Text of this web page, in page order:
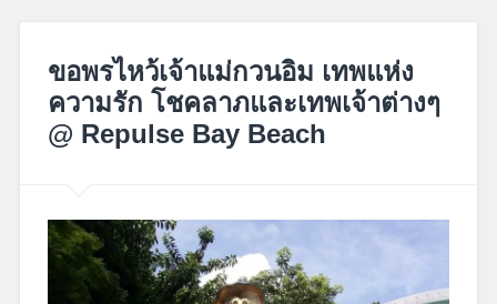
2018
ขอพรไหว้เจ้าแม่กวนอิม เทพแห่ง
ความรัก โชคลาภและเทพเจ้าต่างๆ
@ Repulse Bay Beach